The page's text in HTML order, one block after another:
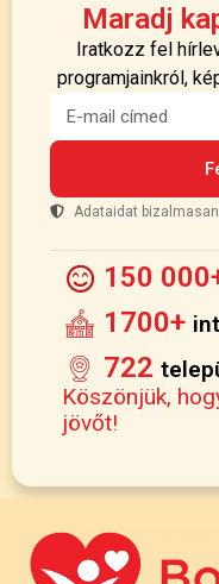
Maradj
Iratkozz fel
programjainkról,
Adataidat
150
1700+
722
Köszönjük,
jövőt!